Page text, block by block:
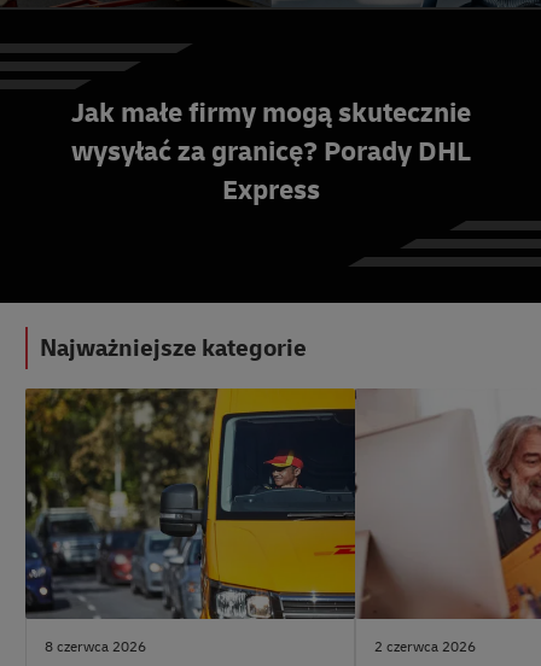
Pełny kalendarz świąt e-
Jak małe firmy mogą skutecznie
wysyłać za granicę? Porady DHL
Express
Najważniejsze kategorie
#PoradyLogistyczne
8 czerwca 2026 2 czerwca 2026